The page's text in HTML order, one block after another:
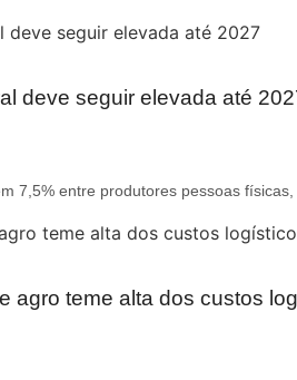
deve seguir elevada até
7,5% entre produtores pessoas
agro teme alta dos custos